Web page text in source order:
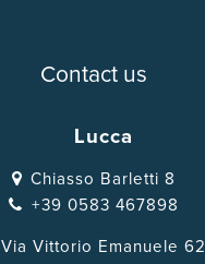
Contact us
Lucca
Chiasso Barletti 8
+39 0583 467898
Via Vittorio Emanuele 62